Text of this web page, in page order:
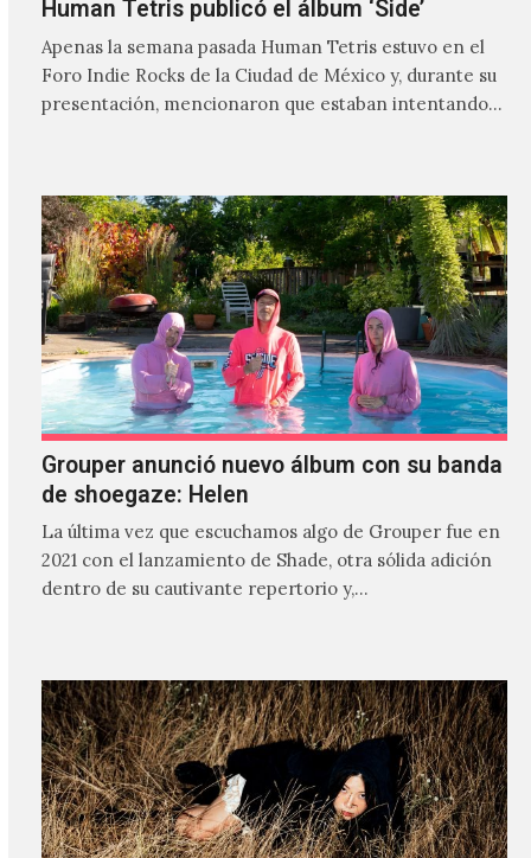
Human Tetris publicó el álbum ‘Side’
Apenas la semana pasada Human Tetris estuvo en el
Foro Indie Rocks de la Ciudad de México y, durante su
presentación, mencionaron que estaban intentando…
Grouper anunció nuevo álbum con su banda
de shoegaze: Helen
La última vez que escuchamos algo de Grouper fue en
2021 con el lanzamiento de Shade, otra sólida adición
dentro de su cautivante repertorio y,…